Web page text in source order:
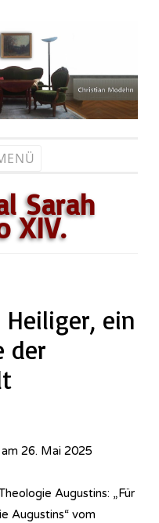
Sarah
XIV.
ein
der
26. Mai 2025
Augustins: „Für
Augustins“ vom